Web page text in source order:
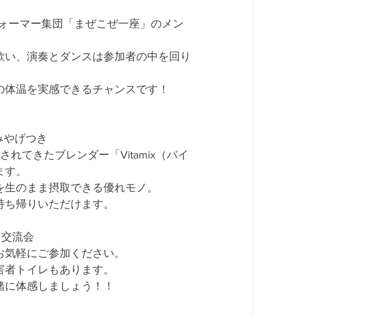
ーマー集団「まぜこぜ一座」のメン
、演奏とダンスは参加者の中を回り
温を実感できるチャンスです！
げつき
れてきたブレンダー「Vitamix（バイ
。
のまま摂取できる優れモノ。
帰りいただけます。
流会
軽にご参加ください。
トイレもあります。
体感しましょう！！